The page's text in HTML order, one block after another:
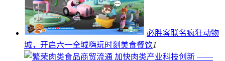
必胜客联名疯狂动物
城，开启六一全城嗨玩时刻 美食餐饮1